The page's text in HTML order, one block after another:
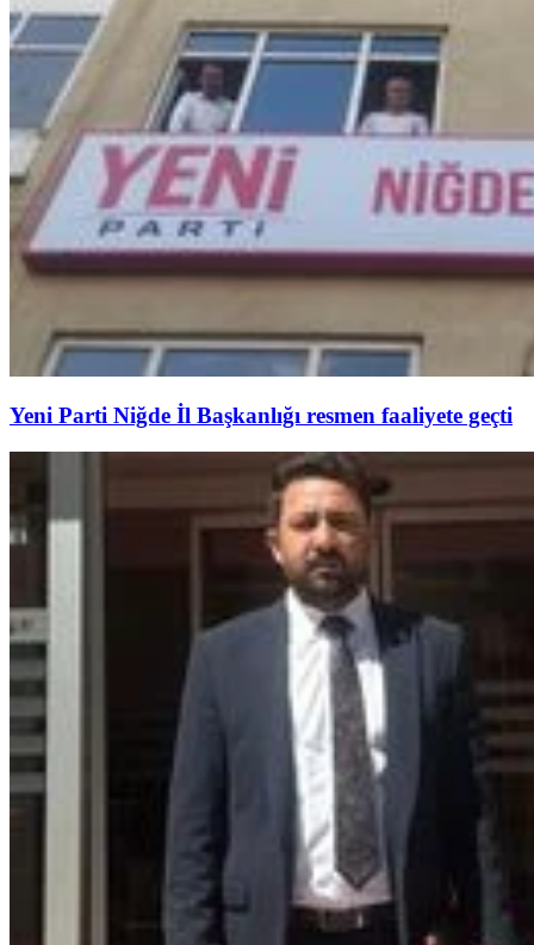
Yeni Parti Niğde İl Başkanlığı resmen faaliyete geçti